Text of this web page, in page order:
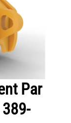
Par